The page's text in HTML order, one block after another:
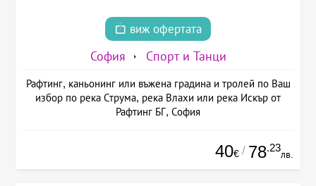
виж офертата
София Спорт и Танци
Рафтинг, каньонинг или въжена градина и тролей по Ваш
избор по река Струма, река Влахи или река Искър от
Рафтинг БГ, София
40€ / 78.23
лв.